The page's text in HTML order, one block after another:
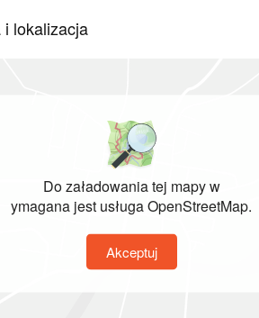
i lokalizacja
Do załadowania tej mapy w
ymagana jest usługa OpenStreetMap.
Akceptuj